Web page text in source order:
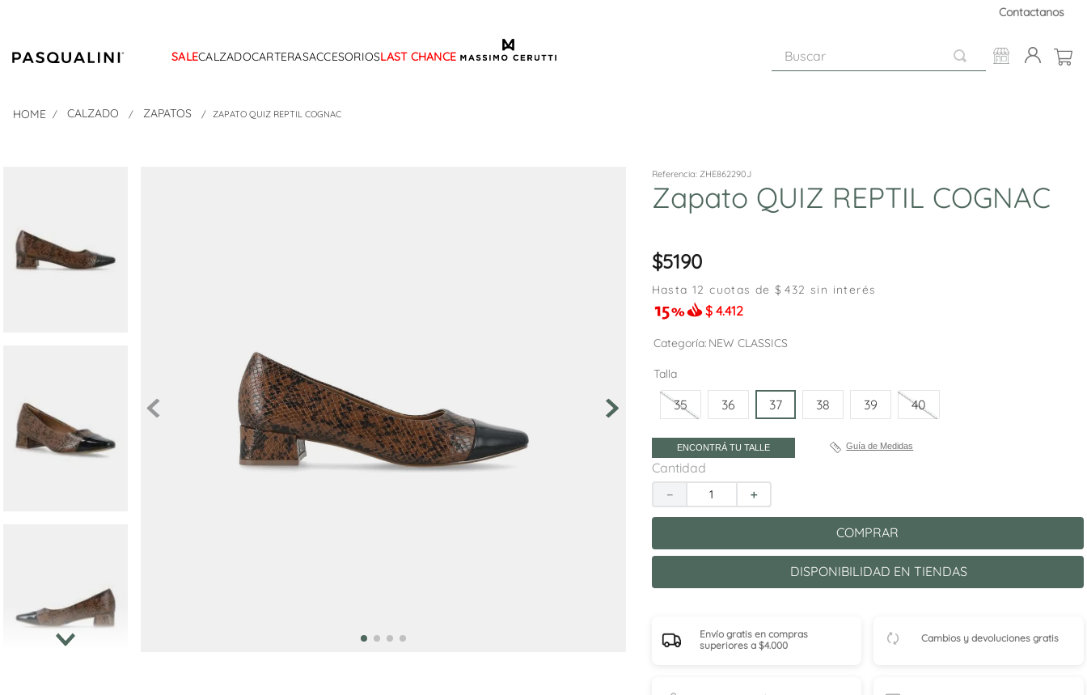
Contactanos
SALECALZADOCARTERASACCESORIOSLAST CHANCE
CALZADO ZAPATOS ZAPATO QUIZ REPTIL COGNAC
Referencia: ZHE862290J
Zapato QUIZ REPTIL COGNAC
5190
Hasta 12 cuotas de $ 432 sin interés
$ 4.412
Categoría NEW CLASSICS
Talla
35 36 37 38 39 40
ENCONTRÁ TU TALLE Guía de Medidas
Cantidad
＋
－
COMPRAR
DISPONIBILIDAD EN TIENDAS
Envío gratis en compras
superiores a $4.000
Cambios y devoluciones gratis